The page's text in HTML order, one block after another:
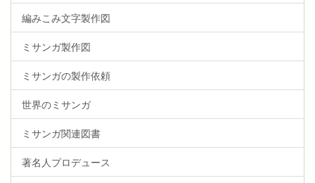
編みこみ文字製作図
ミサンガ製作図
ミサンガの製作依頼
世界のミサンガ
ミサンガ関連図書
著名人プロデュース